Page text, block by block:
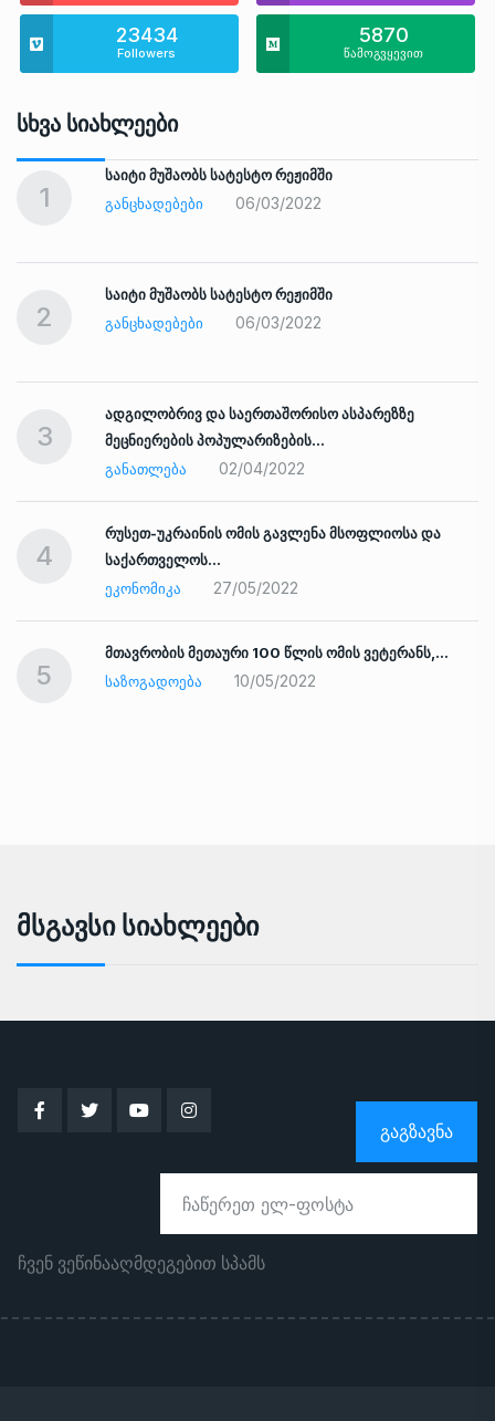
23434
Followers
5870
წამოგვყევით
Სხვა Სიახლეები
1
საიტი მუშაობს სატესტო რეჟიმში
ᲒᲐᲜᲪᲮᲐᲓᲔᲑᲔᲑᲘ
06/03/2022
2
საიტი მუშაობს სატესტო რეჟიმში
ᲒᲐᲜᲪᲮᲐᲓᲔᲑᲔᲑᲘ
06/03/2022
3
ადგილობრივ და საერთაშორისო ასპარეზზე
მეცნიერების პოპულარიზების…
ᲒᲐᲜᲐᲗᲚᲔᲑᲐ
02/04/2022
4
რუსეთ-უკრაინის ომის გავლენა მსოფლიოსა და
საქართველოს…
ᲔᲙᲝᲜᲝᲛᲘᲙᲐ
27/05/2022
5
მთავრობის მეთაური 100 წლის ომის ვეტერანს,…
ᲡᲐᲖᲝᲒᲐᲓᲝᲔᲑᲐ
10/05/2022
Მსგავსი Სიახლეები
ᲒᲐᲒᲖᲐᲕᲜᲐ
ჩვენ ვეწინააღმდეგებით სპამს